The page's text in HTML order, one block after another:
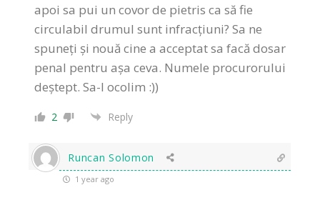
apoi sa pui un covor de pietris ca să fie
circulabil drumul sunt infracțiuni? Sa ne
spuneți și nouă cine a acceptat sa facă dosar
penal pentru așa ceva. Numele procurorului
deștept. Sa-l ocolim :))
2 Reply
Runcan Solomon
1 year ago